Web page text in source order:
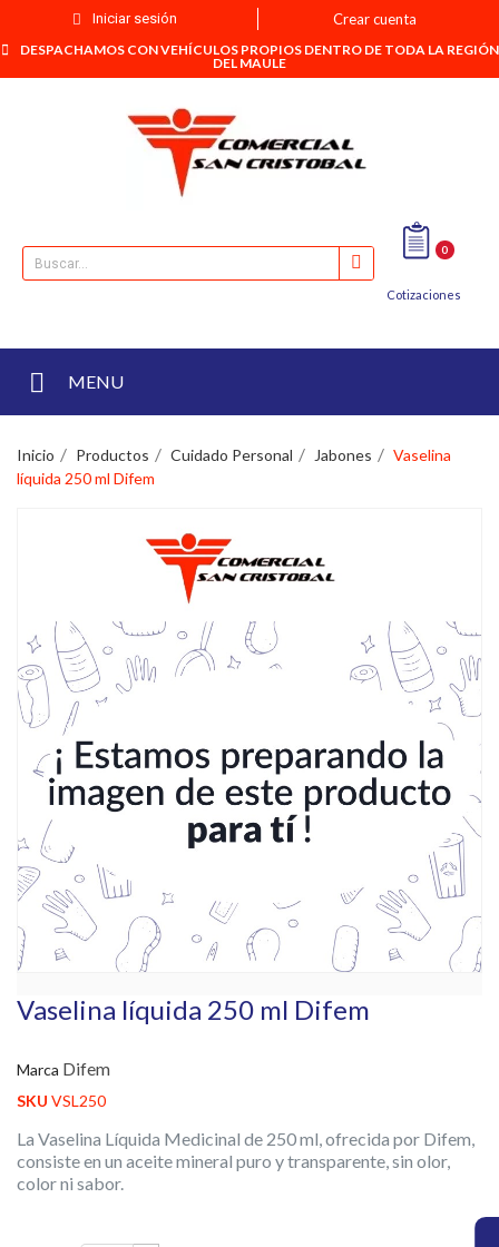
Iniciar sesión Crear cuenta
DESPACHAMOS CON VEHÍCULOS PROPIOS DENTRO DE TODA LA REGIÓN
DEL MAULE
0
Cotizaciones
MENU
Inicio Productos Cuidado Personal Jabones
Vaselina
líquida 250 ml Difem
Vaselina líquida 250 ml Difem
Marca Difem
SKU VSL250
La Vaselina Líquida Medicinal de 250 ml, ofrecida por Difem,
consiste en un aceite mineral puro y transparente, sin olor,
color ni sabor.